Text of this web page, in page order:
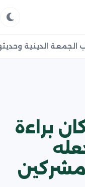
الدينية
براءة